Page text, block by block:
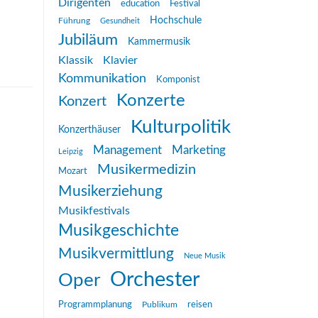
Dirigenten education
Festival
Führung
Gesundheit Hochschule
Jubiläum Kammermusik
Klassik Klavier
Kommunikation Komponist
Konzert Konzerte
Konzerthäuser Kulturpolitik
Leipzig Management Marketing
Mozart Musikermedizin
Musikerziehung
Musikfestivals
Musikgeschichte
Musikvermittlung Neue Musik
Oper Orchester
Programmplanung Publikum reisen